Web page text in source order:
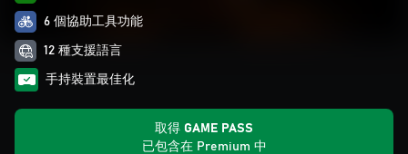
6 個協助工具功能
12 種支援語言
手持裝置最佳化
取得 GAME PASS
已包含在 Premium 中